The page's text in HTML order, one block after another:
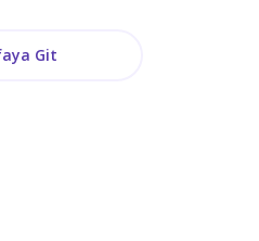
Git